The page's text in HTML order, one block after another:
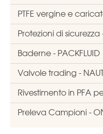
PTFE vergine e
Protezioni di sicurezza -
Baderne - PACKFLUID
Valvole trading -
Rivestimento in PFA
Preleva Campioni -